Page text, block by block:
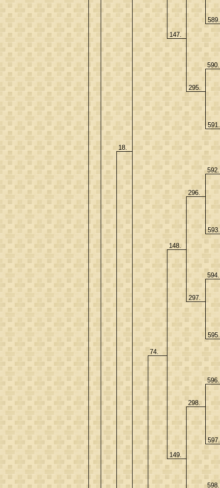
18.
147.
295.
74.
148.
296.
297.
149.
298.